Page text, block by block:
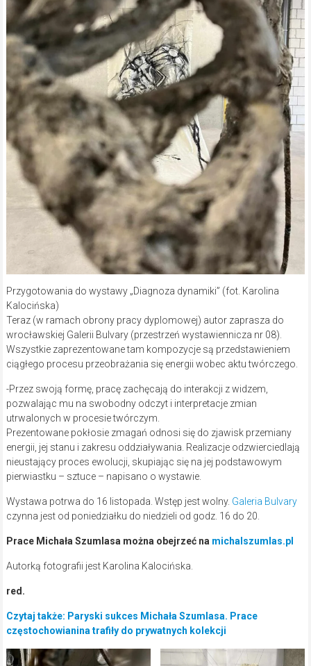
Przygotowania do wystawy „Diagnoza dynamiki” (fot. Karolina
Kalocińska)
Teraz (w ramach obrony pracy dyplomowej) autor zaprasza do
wrocławskiej Galerii Bulvary (przestrzeń wystawiennicza nr 08).
Wszystkie zaprezentowane tam kompozycje są przedstawieniem
ciągłego procesu przeobrażania się energii wobec aktu twórczego.
-Przez swoją formę, pracę zachęcają do interakcji z widzem,
pozwalając mu na swobodny odczyt i interpretacje zmian
utrwalonych w procesie twórczym.
Prezentowane pokłosie zmagań odnosi się do zjawisk przemiany
energii, jej stanu i zakresu oddziaływania. Realizacje odzwierciedlają
nieustający proces ewolucji, skupiając się na jej podstawowym
pierwiastku – sztuce – napisano o wystawie.
Wystawa potrwa do 16 listopada. Wstęp jest wolny. Galeria Bulvary
czynna jest od poniedziałku do niedzieli od godz. 16 do 20.
Prace Michała Szumlasa można obejrzeć na michalszumlas.pl
Autorką fotografii jest Karolina Kalocińska.
red.
Czytaj także: Paryski sukces Michała Szumlasa. Prace
częstochowianina trafiły do prywatnych kolekcji